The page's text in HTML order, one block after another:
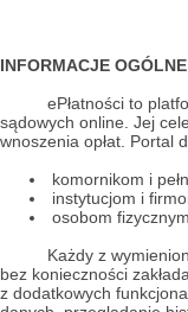
INFORMACJE OGÓLNE
ePłatności to
sądowych online. Jej
wnoszenia opłat. Portal
komornikom i
instytucjom i
osobom fizycznym.
Każdy z
bez konieczności
z dodatkowych